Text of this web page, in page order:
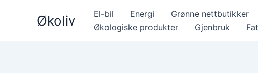
Økoliv El-bil Energi Grønne nettbutikker
Økologiske produkter
Gjenbruk